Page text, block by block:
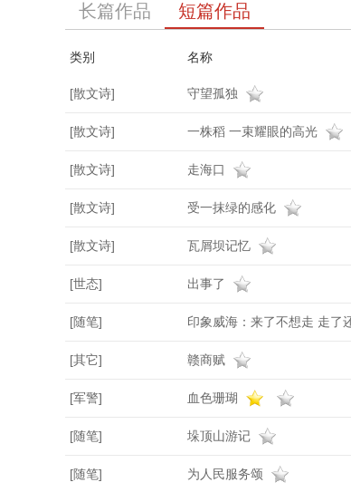
长篇作品 短篇作品
类别 名称
[散文诗] 守望孤独
[散文诗] 一株稻 一束耀眼的高光
[散文诗] 走海口
[散文诗] 受一抹绿的感化
[散文诗] 瓦屑坝记忆
[世态] 出事了
[随笔] 印象威海：来了不想走 走了
[其它] 赣商赋
[军警] 血色珊瑚
[随笔] 垛顶山游记
[随笔] 为人民服务颂